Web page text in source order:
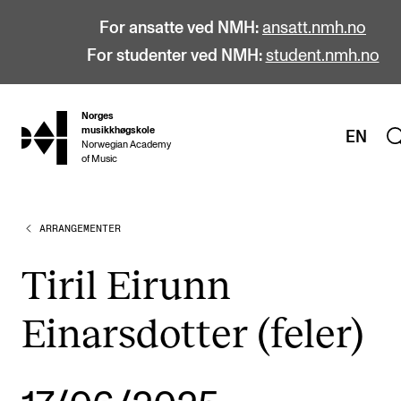
For ansatte ved NMH: ansatt.nmh.no
For studenter ved NMH: student.nmh.no
hjem
Norges
musikkhøgskole
Norwegian Academy
of Music
EN
STUDIER
Bachelor
Master
Årsstudium og videreutdanning
ARRANGEMENTER
Tiril Eirunn
Einarsdotter (feler)